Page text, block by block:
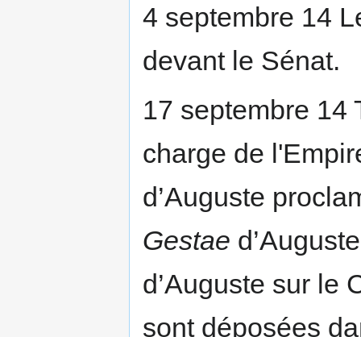
4 septembre 14
devant le Sénat.
17 septembre 14
charge de
d’Auguste
Gestae
d’Auguste sur le
sont déposées